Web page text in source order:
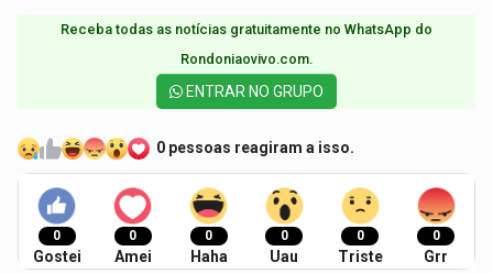
Receba todas as notícias gratuitamente no WhatsApp do
Rondoniaovivo.com.​
ENTRAR NO GRUPO
0 pessoas reagiram a isso.
0
Gostei
0
Amei
0
Haha
0
Uau
0
Triste
0
Grr